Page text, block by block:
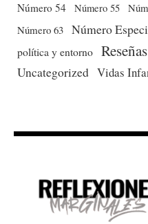
Número 54 Número 55
Número 63 Número
política y entorno Reseñas
Uncategorized Vidas